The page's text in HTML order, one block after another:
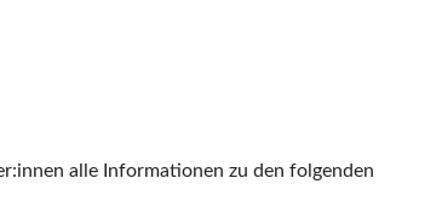
alle Informationen zu den folgenden